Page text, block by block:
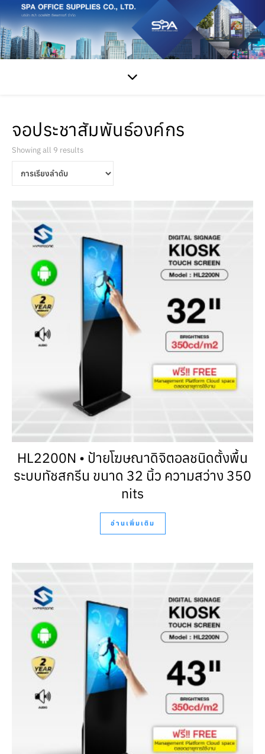
จอประชาสัมพันธ์องค์กร
Showing all 9 results
HL2200N • ป้ายโฆษณาดิจิตอลชนิดตั้งพื้น
ระบบทัชสกรีน ขนาด 32 นิ้ว ความสว่าง 350
nits
อ่านเพิ่มเติม